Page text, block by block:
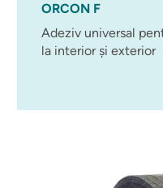
ORCON F
Adeziv universal
la interior și exterior